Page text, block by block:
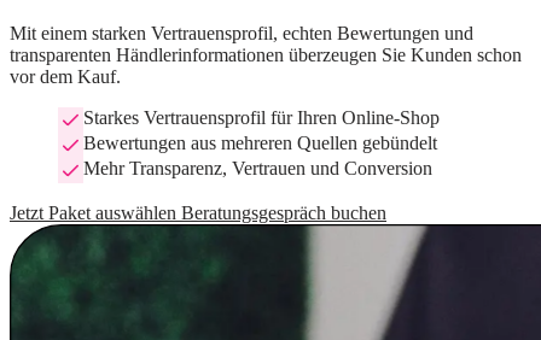
Mit einem starken Vertrauensprofil, echten Bewertungen und
transparenten Händlerinformationen überzeugen Sie Kunden schon
vor dem Kauf.
Starkes Vertrauensprofil für Ihren Online-Shop
Bewertungen aus mehreren Quellen gebündelt
Mehr Transparenz, Vertrauen und Conversion
Jetzt Paket auswählen Beratungsgespräch buchen